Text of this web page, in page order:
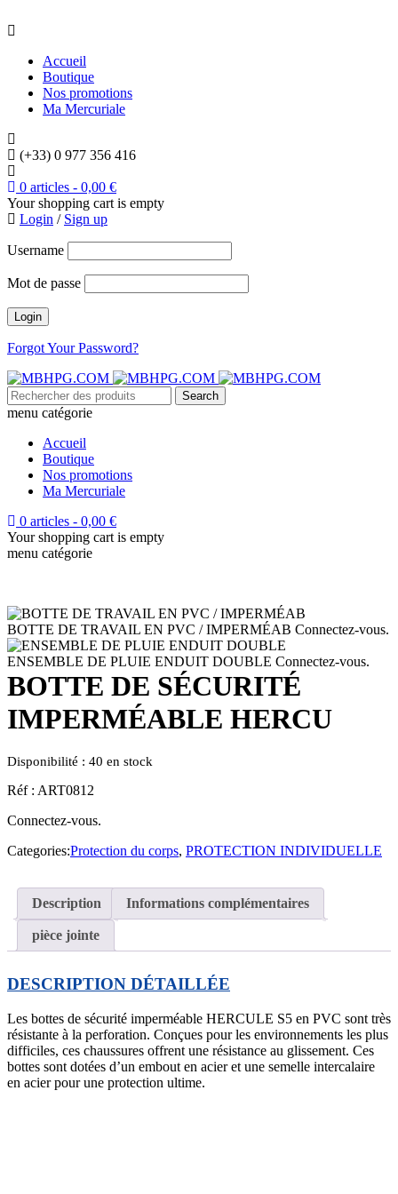
Accueil
Boutique
Nos promotions
Ma Mercuriale
(+33) 0 977 356 416
0 articles - 0,00 €
Your shopping cart is empty
Login / Sign up
Username
Mot de passe
Forgot Your Password?
menu catégorie
Accueil
Boutique
Nos promotions
Ma Mercuriale
0 articles - 0,00 €
Your shopping cart is empty
menu catégorie
BOTTE DE TRAVAIL EN PVC / IMPERMÉAB Connectez-vous.
ENSEMBLE DE PLUIE ENDUIT DOUBLE Connectez-vous.
BOTTE DE SÉCURITÉ
IMPERMÉABLE HERCU
Disponibilité : 40 en stock
Réf : ART0812
Connectez-vous.
Categories:Protection du corps, PROTECTION INDIVIDUELLE
Description Informations complémentaires
pièce jointe
DESCRIPTION DÉTAILLÉE
Les bottes de sécurité imperméable HERCULE S5 en PVC sont très
résistante à la perforation. Conçues pour les environnements les plus
difficiles, ces chaussures offrent une résistance au glissement. Ces
bottes sont dotées d’un embout en acier et une semelle intercalaire
en acier pour une protection ultime.